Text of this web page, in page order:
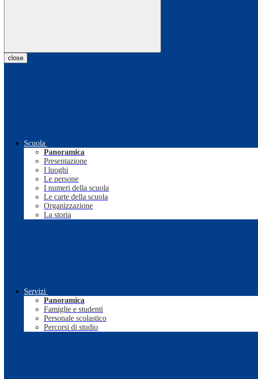
close
Scuola
Panoramica
Presentazione
I luoghi
Le persone
I numeri della scuola
Le carte della scuola
Organizzazione
La storia
Servizi
Panoramica
Famiglie e studenti
Personale scolastico
Percorsi di studio